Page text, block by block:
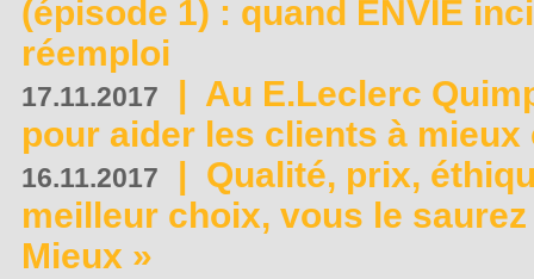
(épisode 1) : quand ENVIE
réemploi
17.11.2017 | Au E.Leclerc
pour aider les clients à
16.11.2017 | Qualité, prix,
meilleur choix, vous le
Mieux »